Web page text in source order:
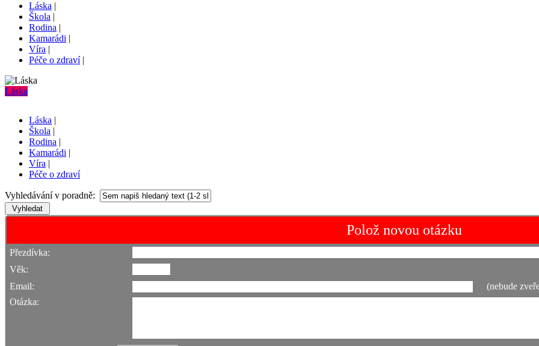
Láska |
Škola |
Rodina |
Kamarádi |
Víra |
Péče o zdraví|
Láska
Láska |
Škola |
Rodina |
Kamarádi |
Víra |
Péče o zdraví
Vyhledávání v poradně:
Polož novou otázku
Přezdívka:
Věk:
Email:
(nebude
Otázka: